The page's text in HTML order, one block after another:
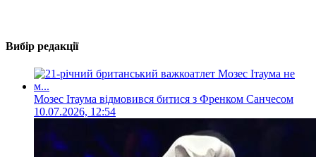
Вибір редакції
Мозес Ітаума відмовився битися з Френком Санчесом
10.07.2026, 12:54